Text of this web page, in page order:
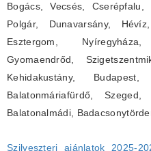
Bogács, Vecsés, Cserépfalu,
Polgár, Dunavarsány,
Esztergom,
Gyomaendrőd,
Kehidakustány, Budapest,
Balatonmáriafürdő, Szeged,
Balatonalmádi,
Szilveszteri ajánlatok 2025-